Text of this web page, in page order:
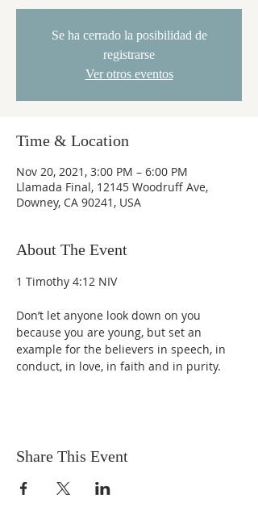
Se ha cerrado la posibilidad de
registrarse
Ver otros eventos
Time & Location
Nov 20, 2021, 3:00 PM – 6:00 PM
Llamada Final, 12145 Woodruff Ave,
Downey, CA 90241, USA
About The Event
Don’t let anyone look down on you
because you are young, but set an
example for the believers in speech, in
conduct, in love, in faith and in purity.
Share This Event